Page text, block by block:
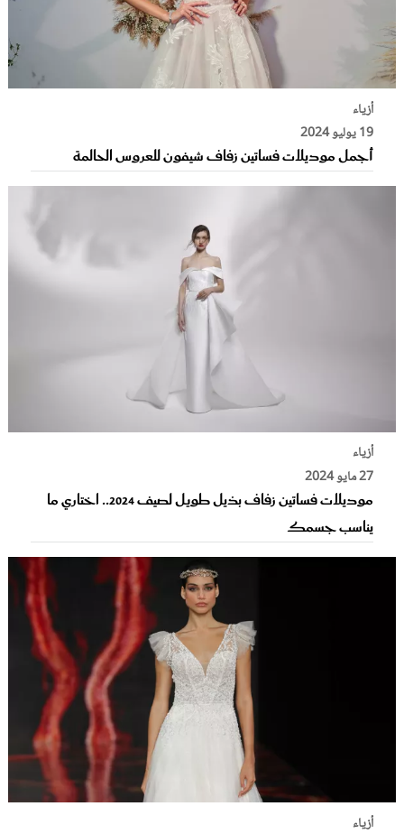
أزياء
19 يوليو 2024
أجمل موديلات فساتين زفاف شيفون للعروس الحالمة
أزياء
27 مايو 2024
موديلات فساتين زفاف بذيل طويل لصيف 2024.. اختاري ما
يناسب جسمك
أزياء